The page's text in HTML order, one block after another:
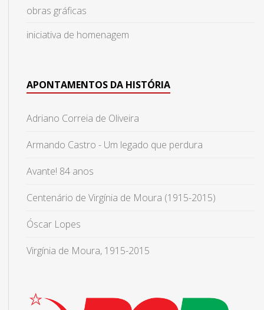
obras gráficas
iniciativa de homenagem
APONTAMENTOS DA HISTÓRIA
Adriano Correia de Oliveira
Armando Castro - Um legado que perdura
Avante! 84 anos
Centenário de Virgínia de Moura (1915-2015)
Óscar Lopes
Virgínia de Moura, 1915-2015